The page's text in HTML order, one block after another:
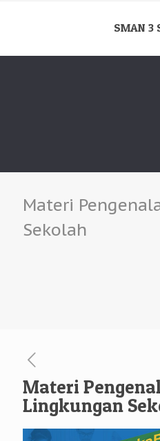
SMAN 3
Materi
Sekolah
Materi
Lingkungan